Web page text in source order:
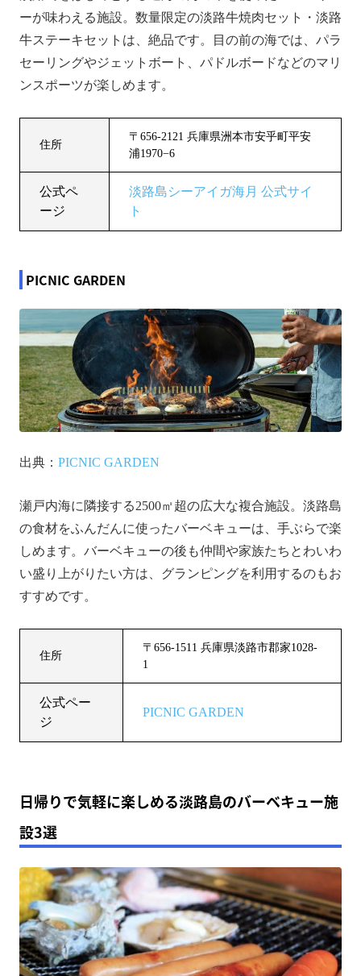
ーが味わえる施設。数量限定の淡路牛焼肉セット・淡路
牛ステーキセットは、絶品です。目の前の海では、パラ
セーリングやジェットボート、パドルボードなどのマリ
ンスポーツが楽しめます。
住所
〒656-2121 兵庫県洲本市安乎町平安
浦1970−6
公式ペ
ージ
淡路島シーアイガ海月 公式サイ
ト
PICNIC GARDEN
出典： PICNIC GARDEN
瀬戸内海に隣接する2500㎡超の広大な複合施設。淡路島
の食材をふんだんに使ったバーベキューは、手ぶらで楽
しめます。バーベキューの後も仲間や家族たちとわいわ
い盛り上がりたい方は、グランピングを利用するのもお
すすめです。
住所
〒656-1511 兵庫県淡路市郡家1028-
1
公式ペー
ジ
PICNIC GARDEN
日帰りで気軽に楽しめる淡路島のバーベキュー施
設3選